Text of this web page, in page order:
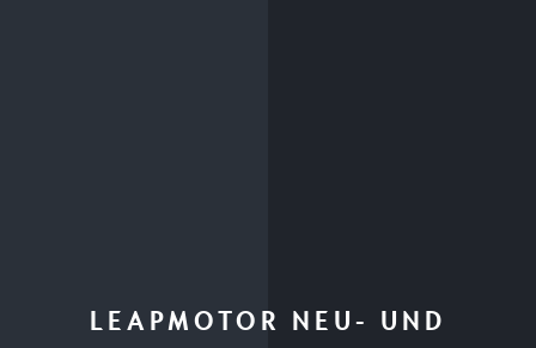
LEAPMOTOR NEU- UND